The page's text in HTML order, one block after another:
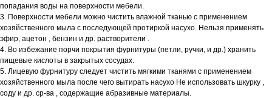
попадания воды на поверхности мебели.
3. Поверхности мебели можно чистить влажной тканью с применением
хозяйственного мыла с последующей протиркой насухо. Нельзя применять
эфир, ацетон , бензин и др. растворители .
4. Во избежание порчи покрытия фурнитуры (петли, ручки, и др.) хранить
пищевые кислоты в закрытых сосудах.
5. Лицевую фурнитуру следует чистить мягкими тканями с применением
хозяйственного мыла после чего вытирать насухо Не использовать шкурку ,
соду и др. ср-ва , содержащие абразивные материалы.